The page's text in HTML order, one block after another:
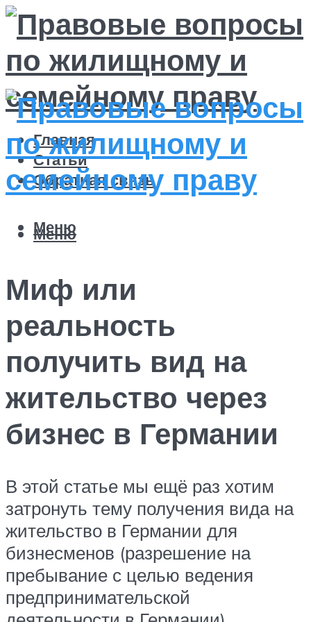
Главная
Статьи
Обратная связь
Меню
Меню
Миф или
реальность
получить вид на
жительство через
бизнес в Германии
В этой статье мы ещё раз хотим
затронуть тему получения вида на
жительство в Германии для
бизнесменов (разрешение на
пребывание с целью ведения
предпринимательской